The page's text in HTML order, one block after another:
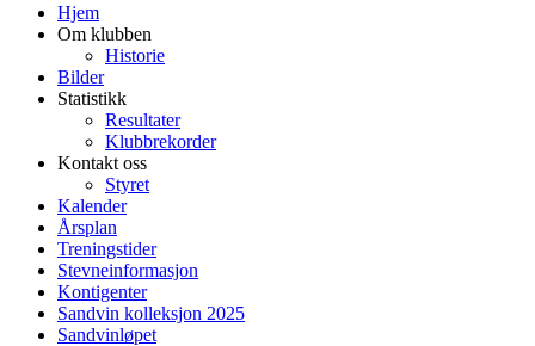
Hjem
Om klubben
Historie
Bilder
Statistikk
Resultater
Klubbrekorder
Kontakt oss
Styret
Kalender
Årsplan
Treningstider
Stevneinformasjon
Kontigenter
Sandvin kolleksjon 2025
Sandvinløpet